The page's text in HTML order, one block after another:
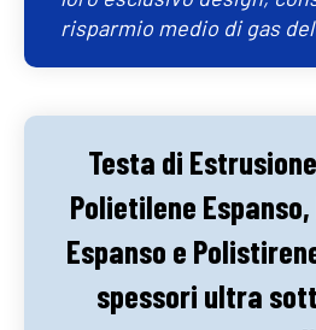
risparmio medio di gas del
Testa di
Polietilene
Espanso e
spessori ultra